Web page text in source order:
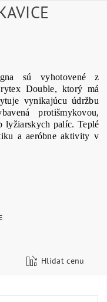
sú vyhotovené z
Double, ktorý má
vynikajúcu údržbu
protišmykovou,
lyžiarskych palíc. Teplé
a aeróbne aktivity v
Hlídat cenu